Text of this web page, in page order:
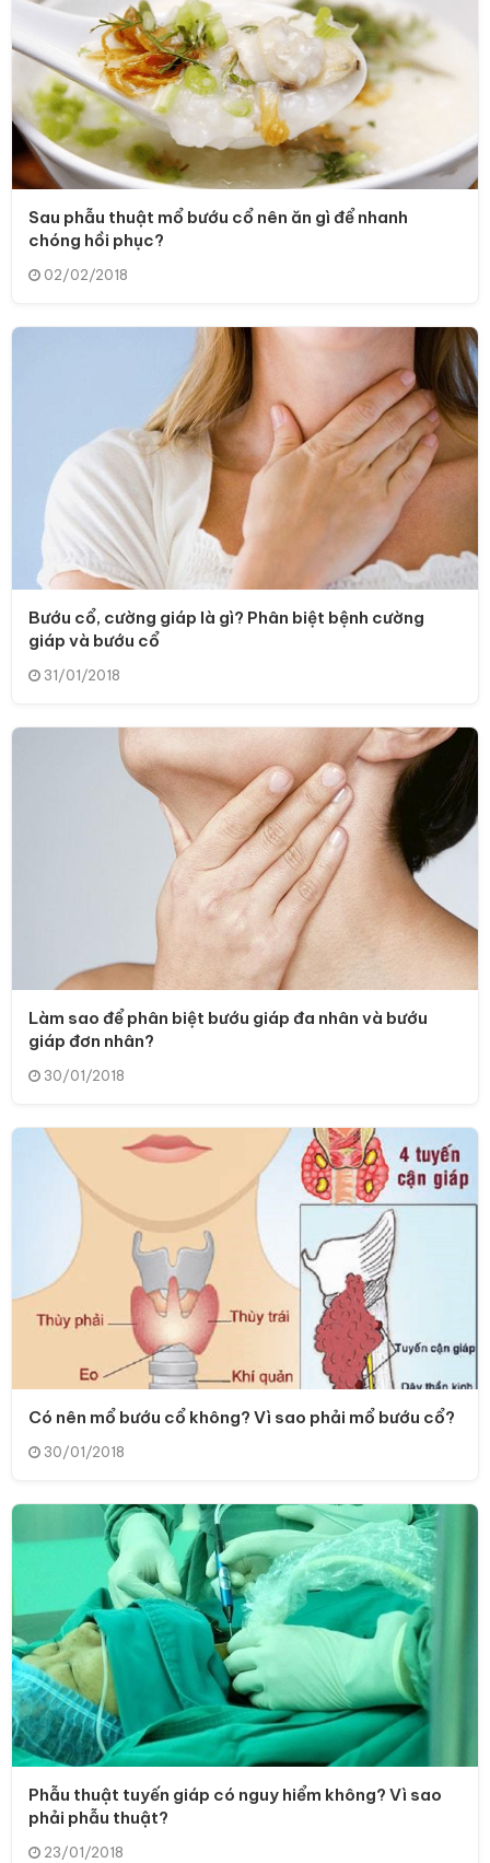
Sau phẫu thuật mổ bướu cổ nên ăn gì để nhanh
chóng hồi phục?
02/02/2018
Bướu cổ, cường giáp là gì? Phân biệt bệnh cường
giáp và bướu cổ
31/01/2018
Làm sao để phân biệt bướu giáp đa nhân và bướu
giáp đơn nhân?
30/01/2018
Có nên mổ bướu cổ không? Vì sao phải mổ bướu cổ?
30/01/2018
Phẫu thuật tuyến giáp có nguy hiểm không? Vì sao
phải phẫu thuật?
23/01/2018